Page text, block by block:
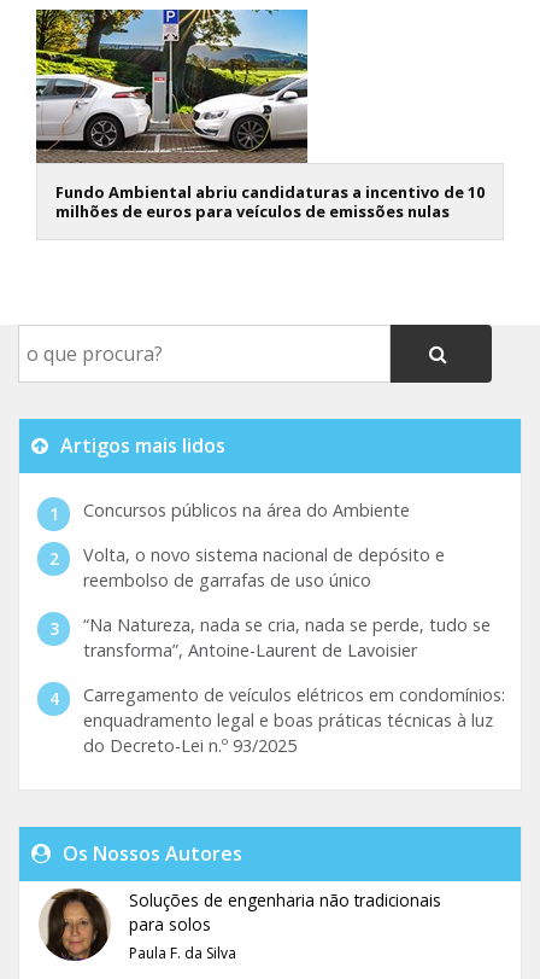
Fundo Ambiental abriu candidaturas a incentivo de 10
milhões de euros para veículos de emissões nulas
Artigos mais lidos
Concursos públicos na área do Ambiente
Volta, o novo sistema nacional de depósito e
reembolso de garrafas de uso único
“Na Natureza, nada se cria, nada se perde, tudo se
transforma”, Antoine-Laurent de Lavoisier
Carregamento de veículos elétricos em condomínios:
enquadramento legal e boas práticas técnicas à luz
do Decreto-Lei n.º 93/2025
Os Nossos Autores
Soluções de engenharia não tradicionais
para solos
Paula F. da Silva